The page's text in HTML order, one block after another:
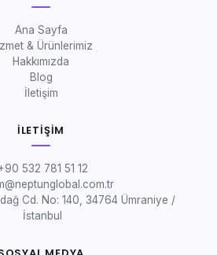
Ana Sayfa
& Ürünlerimiz
Hakkımızda
Blog
İletişim
İLETIŞIM
532 781 51 12
Cd. No: 140, 34764 Ümraniye /
İstanbul